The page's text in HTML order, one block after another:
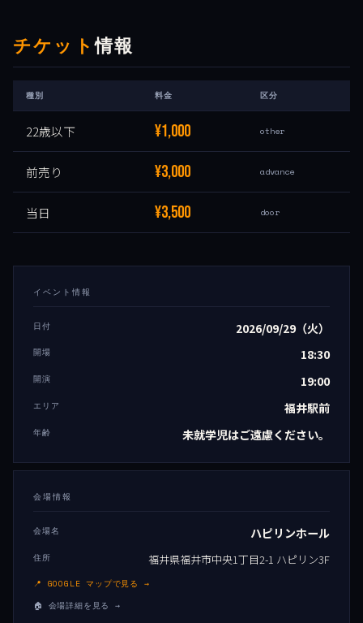
チケット情報
種別 料金 区分
22歳以下 ¥1,000 other
前売り ¥3,000 advance
当日 ¥3,500 door
イベント情報
日付 2026/09/29（火）
開場 18:30
開演 19:00
エリア 福井駅前
年齢 未就学児はご遠慮ください。
会場情報
会場名 ハピリンホール
住所 福井県福井市中央1丁目2-1 ハピリン3F
📍 GOOGLE マップで見る →
🏠 会場詳細を見る →